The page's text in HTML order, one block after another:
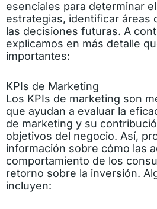
esenciales para determinar
estrategias, identificar áreas
las decisiones futuras. A
explicamos en más detalle
importantes:
KPIs de Marketing
Los KPIs de marketing son
que ayudan a evaluar la
de marketing y su
objetivos del negocio. Así,
información sobre cómo las
comportamiento de los
retorno sobre la inversión.
incluyen: